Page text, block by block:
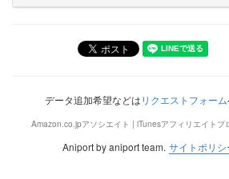
データ追加希望などはリクエストフォーム
Amazon.co.jpアソシエイト | iTunesアフィリエイト
Aniport by aniport team. サイトポリシ